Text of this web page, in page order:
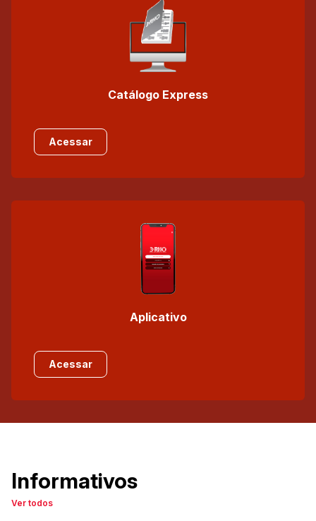
Catálogo Express
Acessar
Aplicativo
Acessar
Informativos
Ver todos